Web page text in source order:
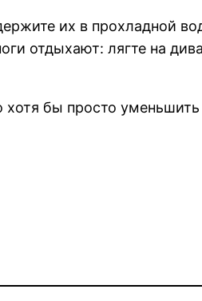
их в прохладной
отдыхают: лягте на
бы просто уменьшить